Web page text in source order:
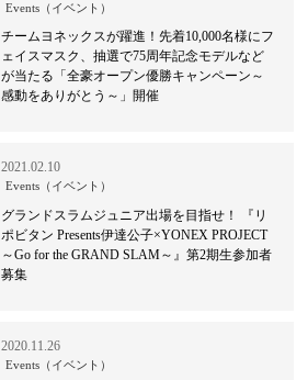
Events（イベント）
チームヨネックスが躍進！先着10,000名様にフ
ェイスマスク、抽選で75周年記念モデルなど
が当たる「全豪オープン優勝キャンペーン～
感動をありがとう～」開催
2021.02.10
Events（イベント）
グランドスラムジュニア出場を目指せ！ 『リ
ポビタン Presents伊達公子×YONEX PROJECT
～Go for the GRAND SLAM～』第2期生参加者
募集
2020.11.26
Events（イベント）